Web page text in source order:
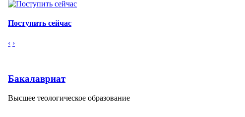
Поступить сейчас
‹ ›
Бакалавриат
Высшее теологическое образование